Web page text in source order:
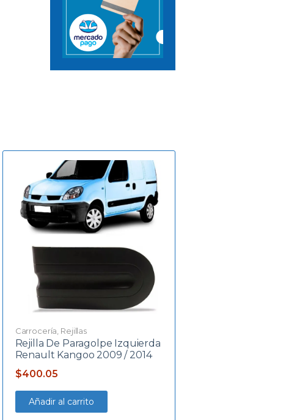
Carrocería Rejillas
Rejilla De Paragolpe Izquierda
Renault Kangoo 2009 / 2014
$400.05
Añadir al carrito